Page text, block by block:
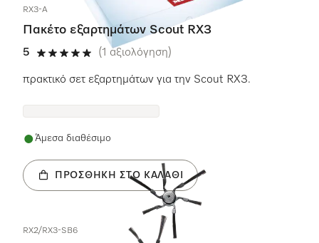
RX3-A
Πακέτο εξαρτημάτων Scout RX3
5
5 αστέρια από 5
(1 αξιολόγηση)
πρακτικό σετ εξαρτημάτων για την Scout RX3.
Άμεσα διαθέσιμο
ΠΡΟΣΘΉΚΗ ΣΤΟ ΚΑΛΆΘΙ
RX2/RX3-SB6